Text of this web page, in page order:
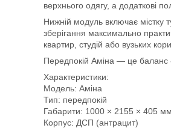
верхнього одягу, а додаткові
Нижній модуль включає містку
зберігання максимально
квартир, студій або вузьких
Передпокій Аміна — це баланс
Характеристики:
Модель: Аміна
Тип: передпокій
Габарити: 1000 × 2155 × 405 мм
Корпус: ДСП (антрацит)